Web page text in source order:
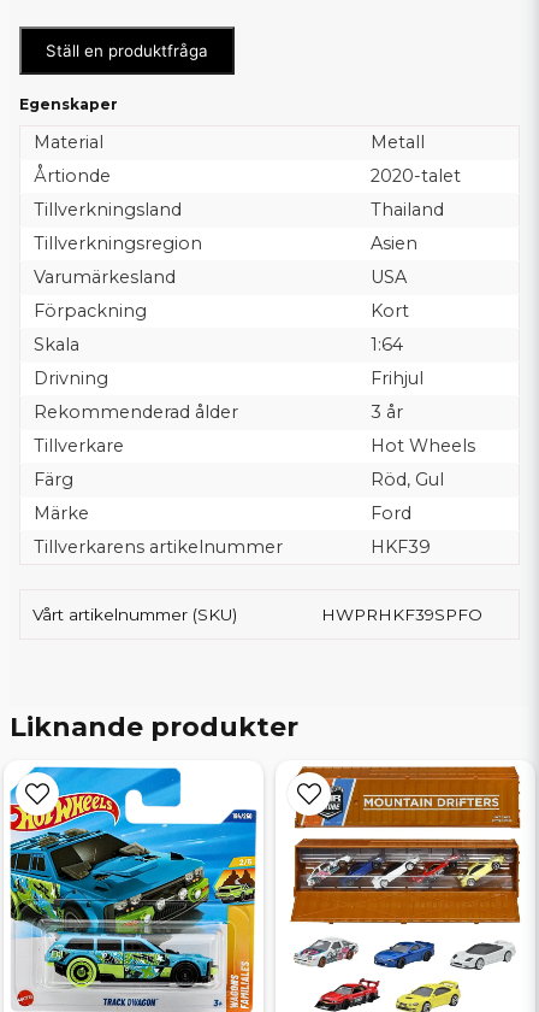
Ställ en produktfråga
Egenskaper
Material
Metall
Årtionde
2020-talet
Tillverkningsland
Thailand
Tillverkningsregion
Asien
Varumärkesland
USA
Förpackning
Kort
Skala
1:64
Drivning
Frihjul
Rekommenderad ålder
3 år
Tillverkare
Hot Wheels
Färg
Röd, Gul
Märke
Ford
Tillverkarens artikelnummer
HKF39
Vårt artikelnummer (SKU) HWPRHKF39SPFO
Liknande produkter